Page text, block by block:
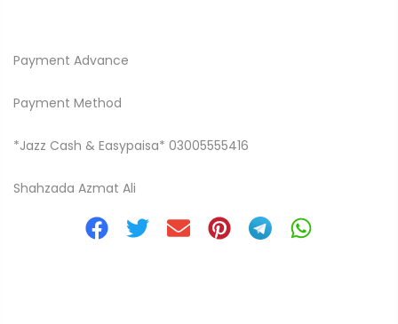
Payment Advance
Payment Method
*Jazz Cash & Easypaisa* 03005555416
Shahzada Azmat Ali